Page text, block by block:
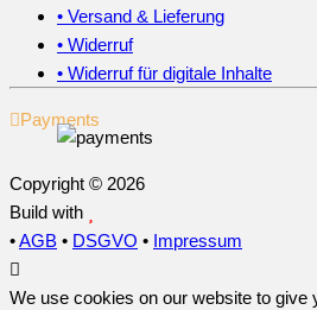
• Versand & Lieferung
• Widerruf
• Widerruf für digitale Inhalte
Payments
Copyright © 2026
Build with
•AGB • DSGVO • Impressum
We use cookies on our website to give